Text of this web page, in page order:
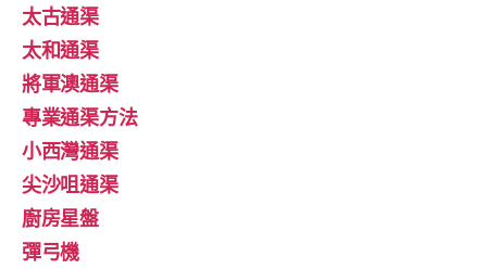
太古通渠
太和通渠
將軍澳通渠
專業通渠方法
小西灣通渠
尖沙咀通渠
廚房星盤
彈弓機